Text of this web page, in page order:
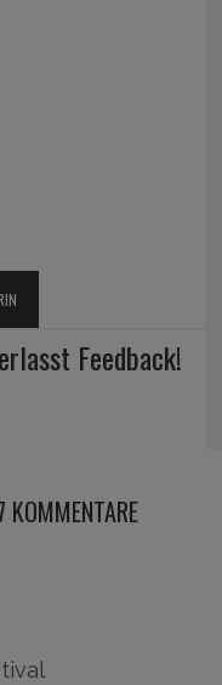
Feedback!
KOMMENTARE